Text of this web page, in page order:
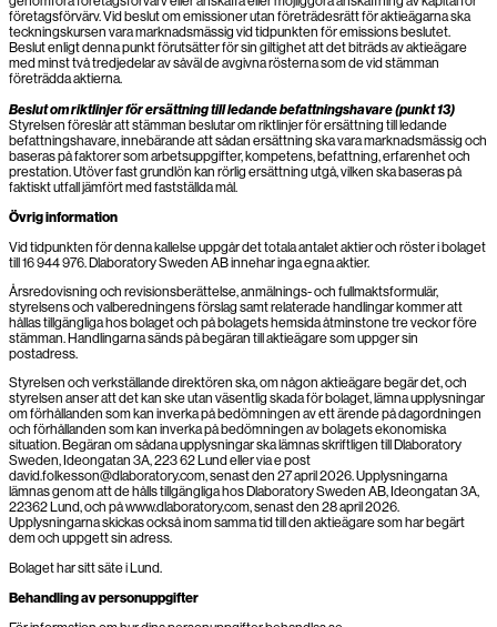
företagsförvärv. Vid beslut om emissioner utan företrädesrätt för aktieägarna ska
teckningskursen vara marknadsmässig vid tidpunkten för emissions beslutet.
Beslut enligt denna punkt förutsätter för sin giltighet att det biträds av aktieägare
med minst två tredjedelar av såväl de avgivna rösterna som de vid stämman
företrädda aktierna.
Beslut om riktlinjer för ersättning till ledande befattningshavare (punkt 13)
Styrelsen föreslår att stämman beslutar om riktlinjer för ersättning till ledande
befattningshavare, innebärande att sådan ersättning ska vara marknadsmässig och
baseras på faktorer som arbetsuppgifter, kompetens, befattning, erfarenhet och
prestation. Utöver fast grundlön kan rörlig ersättning utgå, vilken ska baseras på
faktiskt utfall jämfört med fastställda mål.
Övrig information
Vid tidpunkten för denna kallelse uppgår det totala antalet aktier och röster i bolaget
till 16 944 976. Dlaboratory Sweden AB innehar inga egna aktier.
Årsredovisning och revisionsberättelse, anmälnings- och fullmaktsformulär,
styrelsens och valberedningens förslag samt relaterade handlingar kommer att
hållas tillgängliga hos bolaget och på bolagets hemsida åtminstone tre veckor före
stämman. Handlingarna sänds på begäran till aktieägare som uppger sin
postadress.
Styrelsen och verkställande direktören ska, om någon aktieägare begär det, och
styrelsen anser att det kan ske utan väsentlig skada för bolaget, lämna upplysningar
om förhållanden som kan inverka på bedömningen av ett ärende på dagordningen
och förhållanden som kan inverka på bedömningen av bolagets ekonomiska
situation. Begäran om sådana upplysningar ska lämnas skriftligen till Dlaboratory
Sweden, Ideongatan 3A, 223 62 Lund eller via e post
david.folkesson@dlaboratory.com, senast den 27 april 2026. Upplysningarna
lämnas genom att de hålls tillgängliga hos Dlaboratory Sweden AB, Ideongatan 3A,
22362 Lund, och på www.dlaboratory.com, senast den 28 april 2026.
Upplysningarna skickas också inom samma tid till den aktieägare som har begärt
dem och uppgett sin adress.
Bolaget har sitt säte i Lund.
Behandling av personuppgifter